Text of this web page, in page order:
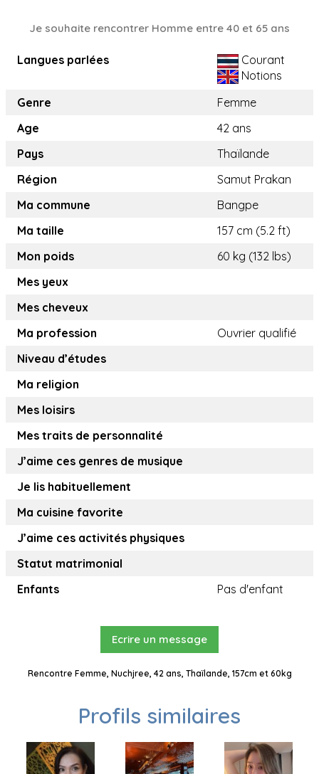
Je souhaite rencontrer Homme entre 40 et 65 ans
Langues parlées
Courant
Notions
Genre
Femme
Age
42 ans
Pays
Thaïlande
Région
Samut Prakan
Ma commune
Bangpe
Ma taille
157 cm (5.2 ft)
Mon poids
60 kg (132 lbs)
Mes yeux
Mes cheveux
Ma profession
Ouvrier qualifié
Niveau d’études
Ma religion
Mes loisirs
Mes traits de personnalité
J’aime ces genres de musique
Je lis habituellement
Ma cuisine favorite
J’aime ces activités physiques
Statut matrimonial
Enfants
Pas d'enfant
Ecrire un message
Rencontre Femme, Nuchjree, 42 ans, Thaïlande, 157cm et 60kg
Profils similaires